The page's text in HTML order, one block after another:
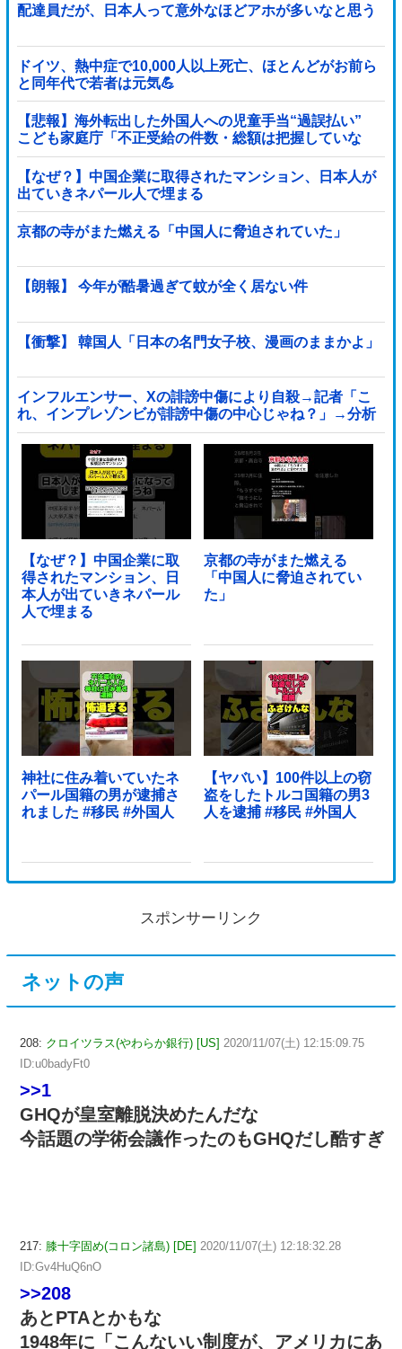
配達員だが、日本人って意外なほどアホが多いなと思う
ドイツ、熱中症で10,000人以上死亡、ほとんどがお前ら
と同年代で若者は元気💪
【悲報】海外転出した外国人への児童手当“過誤払い”
こども家庭庁「不正受給の件数・総額は把握していな
い」
【なぜ？】中国企業に取得されたマンション、日本人が
出ていきネパール人で埋まる
京都の寺がまた燃える「中国人に脅迫されていた」
【朗報】 今年が酷暑過ぎて蚊が全く居ない件
【衝撃】 韓国人「日本の名門女子校、漫画のままかよ」
インフルエンサー、Xの誹謗中傷により自殺→記者「こ
れ、インプレゾンビが誹謗中傷の中心じゃね？」→分析
していくとヤバイ真実が浮かび上がる他
【なぜ？】中国企業に取
得されたマンション、日
本人が出ていきネパール
人で埋まる
京都の寺がまた燃える
「中国人に脅迫されてい
た」
神社に住み着いていたネ
パール国籍の男が逮捕さ
れました #移民 #外国人
【ヤバい】100件以上の窃
盗をしたトルコ国籍の男3
人を逮捕 #移民 #外国人
スポンサーリンク
ネットの声
208: クロイツラス(やわらか銀行) [US] 2020/11/07(土) 12:15:09.75
ID:u0badyFt0
>>1
GHQが皇室離脱決めたんだな
今話題の学術会議作ったのもGHQだし酷すぎ
217: 膝十字固め(コロン諸島) [DE] 2020/11/07(土) 12:18:32.28
ID:Gv4HuQ6nO
>>208
あとPTAとかもな
1948年に「こんないい制度が、アメリカにあ